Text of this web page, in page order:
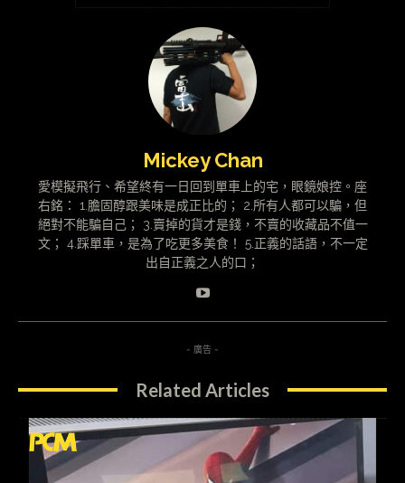
Mickey Chan
愛模擬飛行、希望終有一日回到單車上的宅，眼鏡娘控。座
右銘： 1.膽固醇跟美味是成正比的； 2.所有人都可以騙，但
絕對不能騙自己； 3.賣掉的貨才是錢，不賣的收藏品不值一
文； 4.踩單車，是為了吃更多美食！ 5.正義的話語，不一定
出自正義之人的口；
- 廣告 -
Related Articles